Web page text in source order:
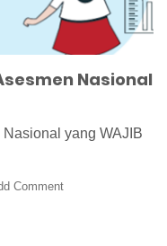
Nasional
yang WAJIB
Comment